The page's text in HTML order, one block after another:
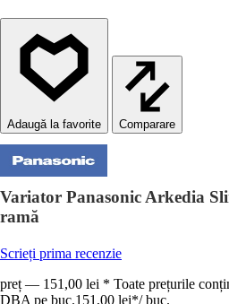
Comparare
Variator Panasonic Arkedia
ramă
Scrieți prima recenzie
preț — 151,00 lei * Toate prețurile
DBA pe buc.151,00 lei*/ buc.